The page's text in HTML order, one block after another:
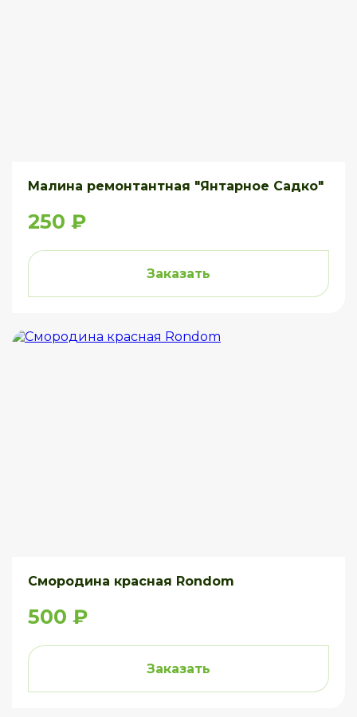
Малина ремонтантная "Янтарное Садко"
250 ₽
Заказать
Смородина красная Rondom
500 ₽
Заказать